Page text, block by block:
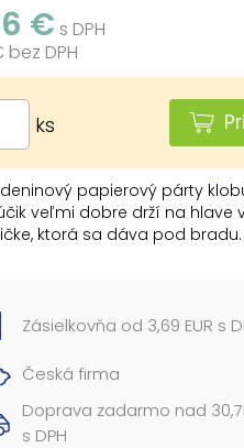
€ s DPH
bez DPH
ks
papierový párty
veľmi dobre drží na hlave
ktorá sa dáva pod
a usporiadajte veľkú
OBSAHUJE:
farebných klobúčikov s
klobúčikov: 160 mm
klobúčika: 320 mm
gumičky: 360 mm
Zásielkovňa od 3,69 EUR s
Česká firma
Doprava zadarmo nad
s DPH